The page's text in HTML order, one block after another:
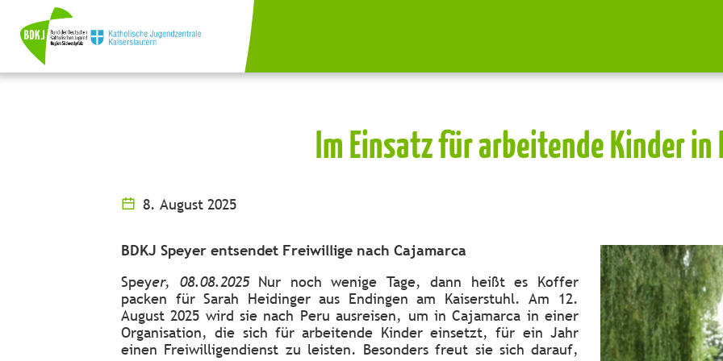
Im Einsatz für arbeitende Kinder in
8. August 2025
BDKJ Speyer entsendet Freiwillige nach Cajamarca
Speyer, 08.08.2025Nur noch wenige Tage, dann heißt es Koffer
packen für Sarah Heidinger aus Endingen am Kaiserstuhl. Am 12.
August 2025 wird sie nach Peru ausreisen, um in Cajamarca in einer
Organisation, die sich für arbeitende Kinder einsetzt, für ein Jahr
einen Freiwilligendienst zu leisten. Besonders freut sie sich darauf,